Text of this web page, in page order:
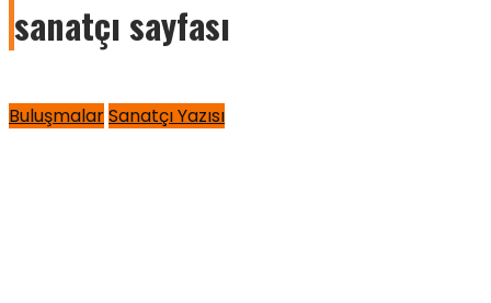
sanatçı sayfası
BuluşmalarSanatçı Yazısı